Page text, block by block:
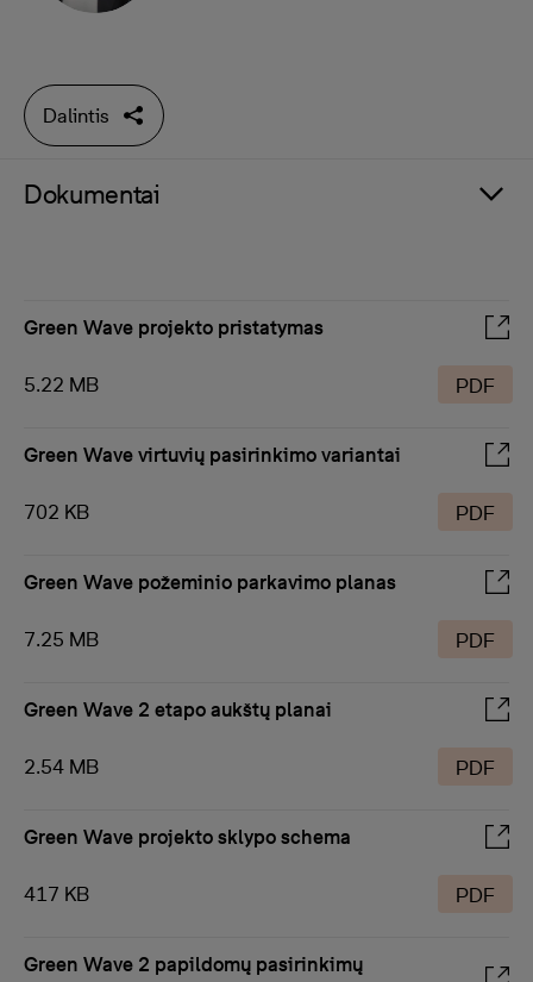
Dalintis
Dokumentai
Green Wave projekto pristatymas
5.22 MB PDF
Green Wave virtuvių pasirinkimo variantai
702 KB PDF
Green Wave požeminio parkavimo planas
7.25 MB PDF
Green Wave 2 etapo aukštų planai
2.54 MB PDF
Green Wave projekto sklypo schema
417 KB PDF
Green Wave 2 papildomų pasirinkimų